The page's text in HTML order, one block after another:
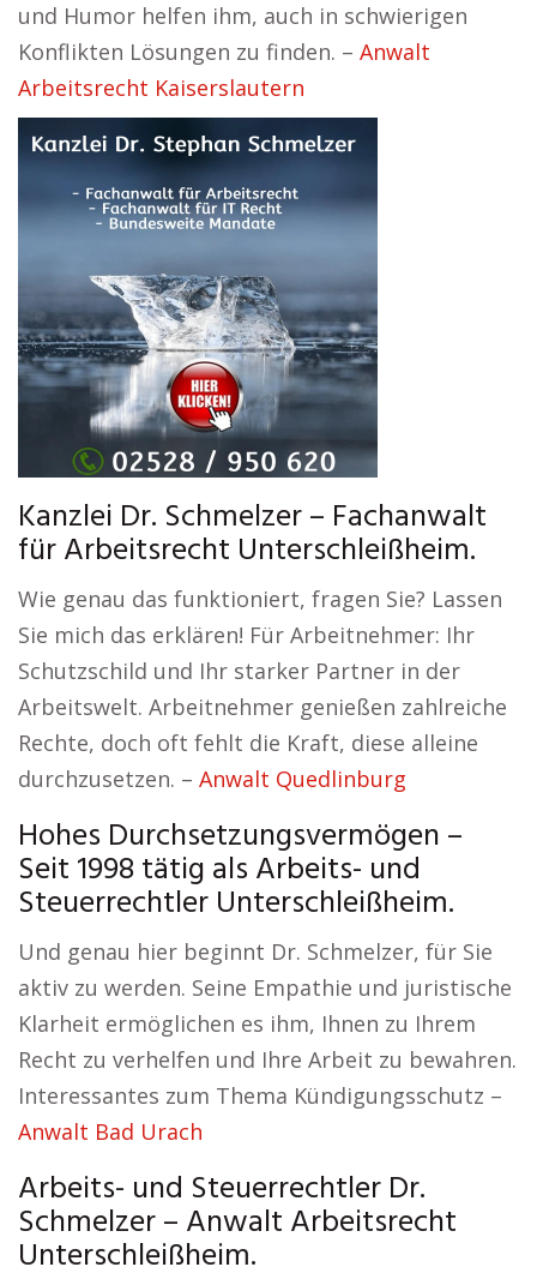
und Humor helfen ihm, auch in schwierigen
Konflikten Lösungen zu finden. – Anwalt
Arbeitsrecht Kaiserslautern
Kanzlei Dr. Schmelzer – Fachanwalt
für Arbeitsrecht Unterschleißheim.
Wie genau das funktioniert, fragen Sie? Lassen
Sie mich das erklären! Für Arbeitnehmer: Ihr
Schutzschild und Ihr starker Partner in der
Arbeitswelt. Arbeitnehmer genießen zahlreiche
Rechte, doch oft fehlt die Kraft, diese alleine
durchzusetzen. – Anwalt Quedlinburg
Hohes Durchsetzungsvermögen –
Seit 1998 tätig als Arbeits- und
Steuerrechtler Unterschleißheim.
Und genau hier beginnt Dr. Schmelzer, für Sie
aktiv zu werden. Seine Empathie und juristische
Klarheit ermöglichen es ihm, Ihnen zu Ihrem
Recht zu verhelfen und Ihre Arbeit zu bewahren.
Interessantes zum Thema Kündigungsschutz –
Anwalt Bad Urach
Arbeits- und Steuerrechtler Dr.
Schmelzer – Anwalt Arbeitsrecht
Unterschleißheim.